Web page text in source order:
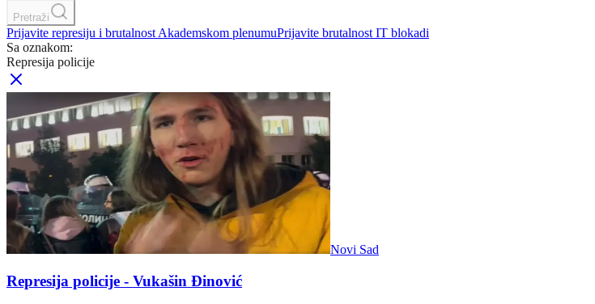
Pretraži
Prijavite represiju i brutalnost Akademskom plenumuPrijavite brutalnost IT blokadi
Sa oznakom:
Represija policije
Novi Sad
Represija policije - Vukašin Đinović